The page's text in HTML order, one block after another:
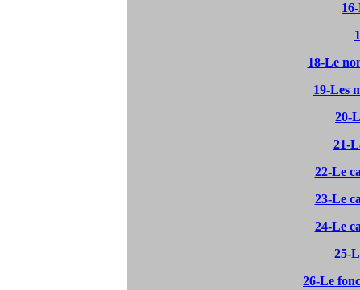
18-Le
19-Les
20-
21-
22-Le
23-Le
24-Le
25-
26-Le